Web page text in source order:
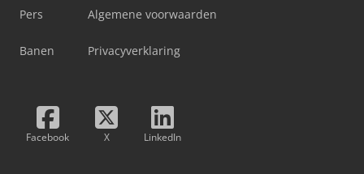
Pers
Banen
Algemene voorwaarden
Privacyverklaring
Facebook X LinkedIn